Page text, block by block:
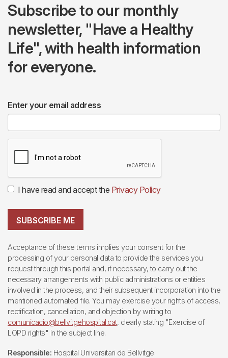
Subscribe to our monthly
newsletter, "Have a Healthy
Life", with health information
for everyone.
Enter your email address
I have read and accept the Privacy Policy
SUBSCRIBE ME
Acceptance of these terms implies your consent for the
processing of your personal data to provide the services you
request through this portal and, if necessary, to carry out the
necessary arrangements with public administrations or entities
involved in the process, and their subsequent incorporation into the
mentioned automated file. You may exercise your rights of access,
rectification, cancellation, and objection by writing to
comunicacio@bellvitgehospital.cat, clearly stating "Exercise of
LOPD rights" in the subject line.
Responsible: Hospital Universitari de Bellvitge.